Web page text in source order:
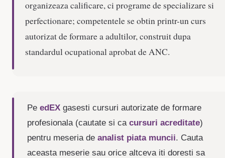
organizeaza calificare, ci programe de specializare si
perfectionare; competentele se obtin printr-un curs
autorizat de formare a adultilor, construit dupa
standardul ocupational aprobat de ANC.
Pe edEX gasesti cursuri autorizate de formare
profesionala (cautate si ca cursuri acreditate)
pentru meseria de analist piata muncii. Cauta
aceasta meserie sau orice altceva iti doresti sa